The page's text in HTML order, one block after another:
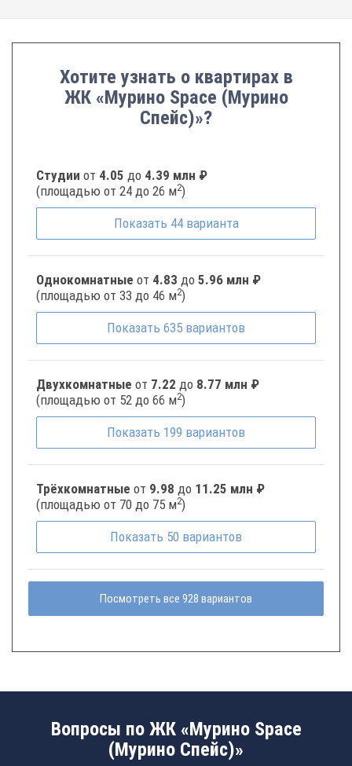
Хотите узнать о квартирах в
ЖК «Мурино Space (Мурино
Спейс)»?
Студии от 4.05 до 4.39 млн ₽
(площадью от 24 до 26 м2)
Показать 44 варианта
Однокомнатные от 4.83 до 5.96 млн ₽
(площадью от 33 до 46 м2)
Показать 635 вариантов
Двухкомнатные от 7.22 до 8.77 млн ₽
(площадью от 52 до 66 м2)
Показать 199 вариантов
Трёхкомнатные от 9.98 до 11.25 млн ₽
(площадью от 70 до 75 м2)
Показать 50 вариантов
Посмотреть все 928 вариантов
Вопросы по ЖК «Мурино Space
(Мурино Спейс)»